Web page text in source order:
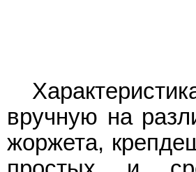
вручную на
жоржета,